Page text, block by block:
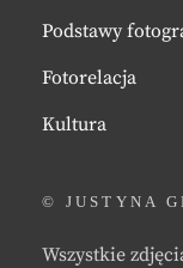
Podstawy
Fotorelacja
Kultura
© JUSTYNA
Wszystkie